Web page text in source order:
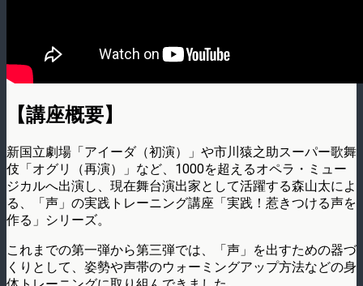
【講座概要】
新国立劇場「アイーダ（初演）」や市川猿之助スーパー歌舞
伎「オグリ（再演）」など、1000を超えるオペラ・ミュー
ジカルへ出演し、現在舞台演出家として活躍する森山太によ
る、「声」の実践トレーニング講座「実践！惹きつける声を
作る」シリーズ。
これまでの第一弾から第三弾では、「声」を出すための器づ
くりとして、姿勢や声帯のウォーミングアップ方法などの身